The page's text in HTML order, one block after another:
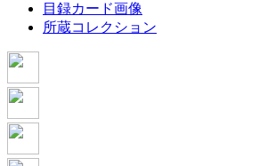
目録カード画像
所蔵コレクション